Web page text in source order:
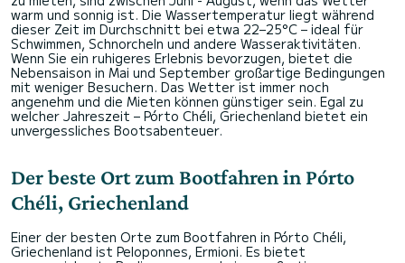
warm und sonnig ist. Die Wassertemperatur liegt während
dieser Zeit im Durchschnitt bei etwa 22–25°C – ideal für
Schwimmen, Schnorcheln und andere Wasseraktivitäten.
Wenn Sie ein ruhigeres Erlebnis bevorzugen, bietet die
Nebensaison in Mai und September großartige Bedingungen
mit weniger Besuchern. Das Wetter ist immer noch
angenehm und die Mieten können günstiger sein. Egal zu
welcher Jahreszeit – Pórto Chéli, Griechenland bietet ein
unvergessliches Bootsabenteuer.
Der beste Ort zum Bootfahren in Pórto
Chéli, Griechenland
Einer der besten Orte zum Bootfahren in Pórto Chéli,
Griechenland ist Peloponnes, Ermioni. Es bietet